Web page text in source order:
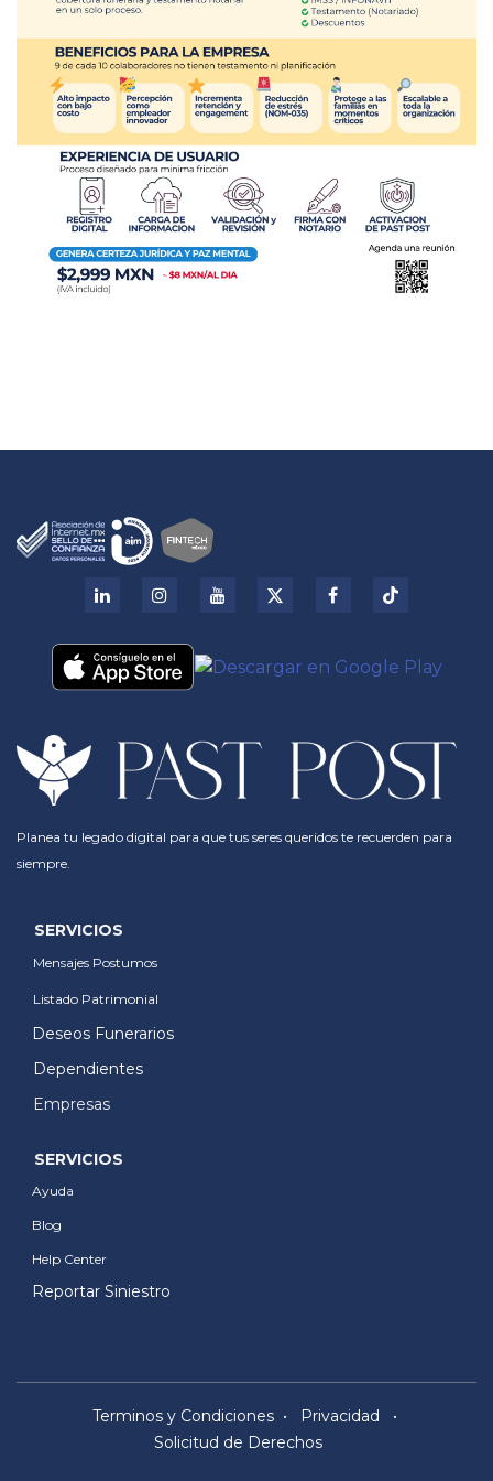
Planea tu legado digital para que tus seres queridos te recuerden para
siempre.
SERVICIOS
Mensajes Postumos
Listado Patrimonial
Deseos Funerarios
Dependientes
Empresas
SERVICIOS
Ayuda
Blog
Help Center
Reportar Siniestro
Terminos y Condiciones • Privacidad
•
Solicitud de Derechos